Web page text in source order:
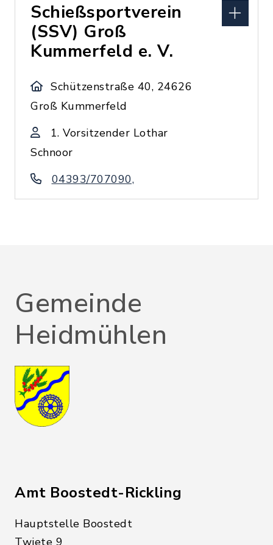
Schießsportverein
(SSV) Groß
Kummerfeld e. V.
Schützenstraße 40, 24626
Groß Kummerfeld
1. Vorsitzender Lothar
Schnoor
04393/707090,
Gemeinde
Heidmühlen
Amt Boostedt-Rickling
Hauptstelle Boostedt
Twiete 9